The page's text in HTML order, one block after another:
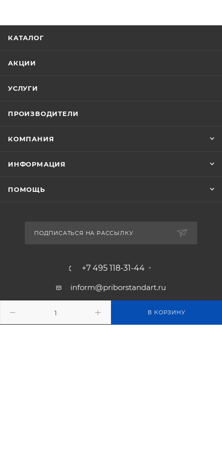
В КОРЗИНУ
КАТАЛОГ
АКЦИИ
УСЛУГИ
ПРОИЗВОДИТЕЛИ
КОМПАНИЯ
ИНФОРМАЦИЯ
ПОМОЩЬ
ПОДПИСАТЬСЯ НА РАССЫЛКУ
+7 495 118-31-44
inform@priborstandart.ru
129226 г. Москва, ул.
Сельскохозяйственная, 12а